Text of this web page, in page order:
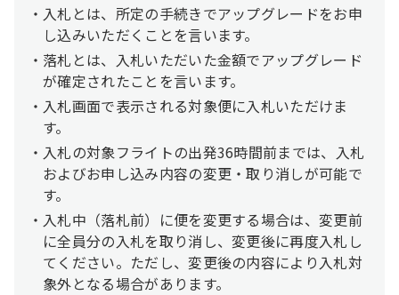
入札とは、所定の手続きでアップグレードをお申
し込みいただくことを言います。
落札とは、入札いただいた金額でアップグレード
が確定されたことを言います。
入札画面で表示される対象便に入札いただけま
す。
入札の対象フライトの出発36時間前までは、入札
およびお申し込み内容の変更・取り消しが可能で
す。
入札中（落札前）に便を変更する場合は、変更前
に全員分の入札を取り消し、変更後に再度入札し
てください。ただし、変更後の内容により入札対
象外となる場合があります。